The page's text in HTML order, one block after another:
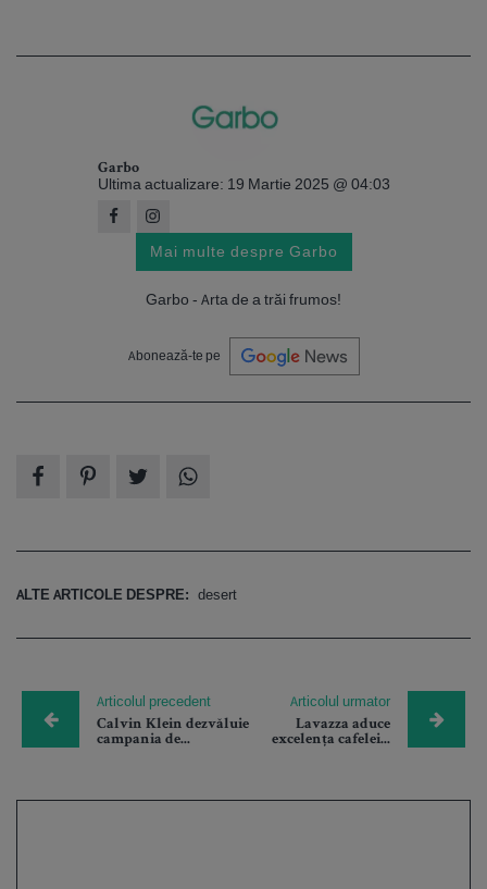
Garbo
Ultima actualizare: 19 Martie 2025 @ 04:03
Mai multe despre Garbo
Garbo - Arta de a trăi frumos!
Abonează-te pe
ALTE ARTICOLE DESPRE: desert
Articolul precedent
Calvin Klein dezvăluie
campania de...
Articolul urmator
Lavazza aduce
excelența cafelei...